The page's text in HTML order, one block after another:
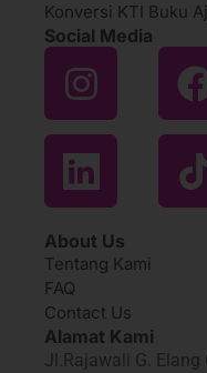
Konversi KTI Buku
Social Media
About Us
Tentang Kami
FAQ
Contact Us
Alamat Kami
Jl.Rajawali G. Elang